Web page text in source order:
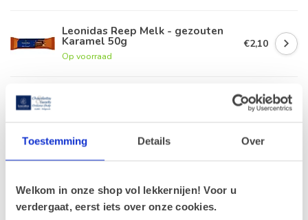
Toestemming Details Over
Welkom in onze shop vol lekkernijen! Voor u
verdergaat, eerst iets over onze cookies.
Leonidas Reep Melk - gezouten
Karamel 50g
Op voorraad
€2,10
€4,90